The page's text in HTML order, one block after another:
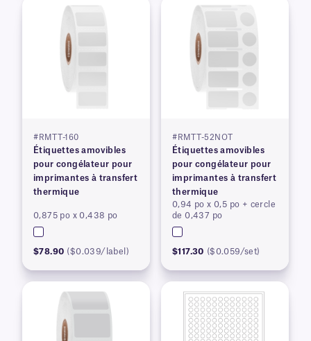
#RMTT-160
Étiquettes amovibles
pour congélateur pour
imprimantes à transfert
thermique
0,875 po x 0,438 po
$78.90 ($0.039/label)
#RMTT-52NOT
Étiquettes amovibles
pour congélateur pour
imprimantes à transfert
thermique
0,94 po x 0,5 po + cercle
de 0,437 po
$117.30 ($0.059/set)